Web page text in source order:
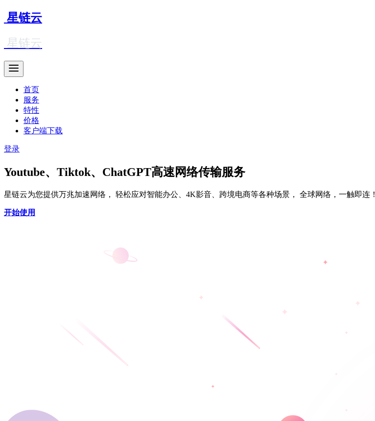
星链云
星链云
首页
服务
特性
价格
客户端下载
登录
Youtube、Tiktok、ChatGPT高速网络传输服务
星链云为您提供万兆加速网络， 轻松应对智能办公、4K影音、跨境电商等各种场景， 全球网络，一触即连！
开始使用